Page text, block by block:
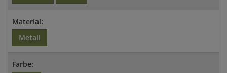
Material:
Metall
Farbe: